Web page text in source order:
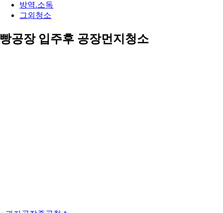
방역.소독
그외청소
빵공장 입주후 공장먼지청소